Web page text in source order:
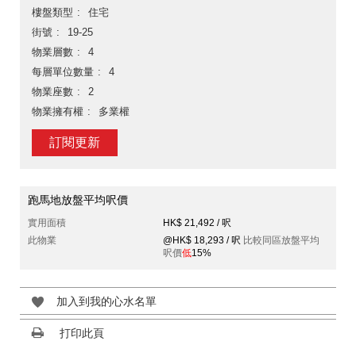
樓盤類型
住宅
街號
19-25
物業層數
4
每層單位數量
4
物業座數
2
物業擁有權
多業權
訂閱更新
跑馬地放盤平均呎價
實用面積
HK$ 21,492 / 呎
此物業
@HK$ 18,293 / 呎 比較同區放盤平均
呎價低15%
加入到我的心水名單
打印此頁